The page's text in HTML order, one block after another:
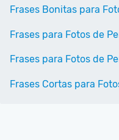
Frases Bonitas para
Frases para Fotos de
Frases para Fotos de
Frases Cortas para